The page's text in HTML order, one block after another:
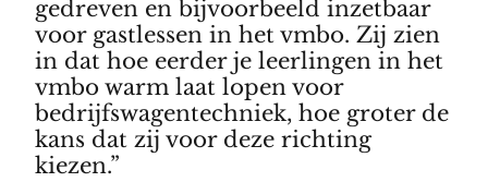
gedreven en bijvoorbeeld inzetbaar
voor gastlessen in het vmbo. Zij zien
in dat hoe eerder je leerlingen in het
vmbo warm laat lopen voor
bedrijfswagentechniek, hoe groter de
kans dat zij voor deze richting
kiezen.”